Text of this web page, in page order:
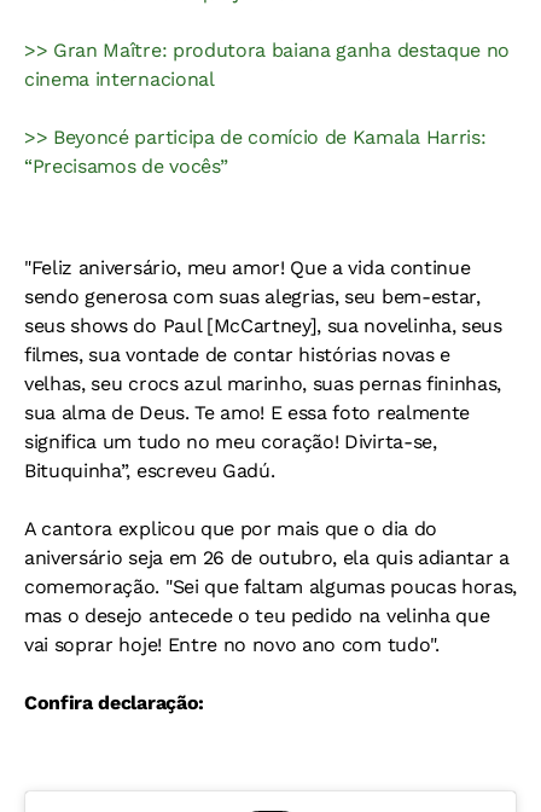
>> Gran Maître: produtora baiana ganha destaque no
cinema internacional
>> Beyoncé participa de comício de Kamala Harris:
“Precisamos de vocês”
"Feliz aniversário, meu amor! Que a vida continue
sendo generosa com suas alegrias, seu bem-estar,
seus shows do Paul [McCartney], sua novelinha, seus
filmes, sua vontade de contar histórias novas e
velhas, seu crocs azul marinho, suas pernas fininhas,
sua alma de Deus. Te amo! E essa foto realmente
significa um tudo no meu coração! Divirta-se,
Bituquinha”, escreveu Gadú.
A cantora explicou que por mais que o dia do
aniversário seja em 26 de outubro, ela quis adiantar a
comemoração. "Sei que faltam algumas poucas horas,
mas o desejo antecede o teu pedido na velinha que
vai soprar hoje! Entre no novo ano com tudo".
Confira declaração: